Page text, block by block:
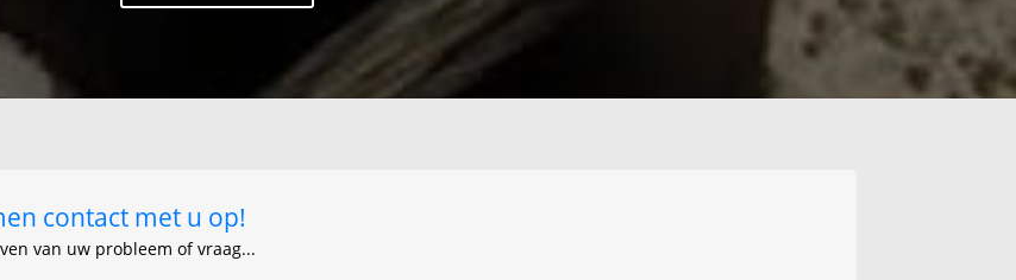
contact met u op!
van uw probleem of vraag...